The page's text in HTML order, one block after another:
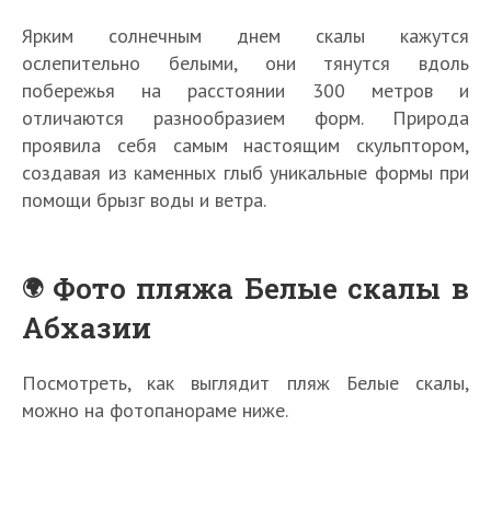
Ярким солнечным днем скалы кажутся
ослепительно белыми, они тянутся вдоль
побережья на расстоянии 300 метров и
отличаются разнообразием форм. Природа
проявила себя самым настоящим скульптором,
создавая из каменных глыб уникальные формы при
помощи брызг воды и ветра.
Фото пляжа Белые скалы в
Абхазии
Посмотреть, как выглядит пляж Белые скалы,
можно на фотопанораме ниже.